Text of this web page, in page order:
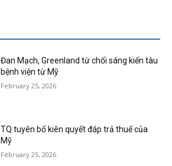
Đan Mạch, Greenland từ chối sáng kiến tàu
bệnh viện từ Mỹ
February 25, 2026
TQ tuyên bố kiên quyết đáp trả thuế của
Mỹ
February 25, 2026